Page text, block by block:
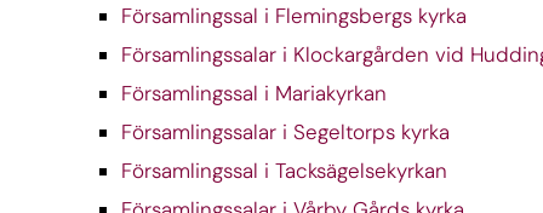
Församlingssal i Flemingsbergs kyrka
Församlingssalar i Klockargården vid
Församlingssal i Mariakyrkan
Församlingssalar i Segeltorps kyrka
Församlingssal i Tacksägelsekyrkan